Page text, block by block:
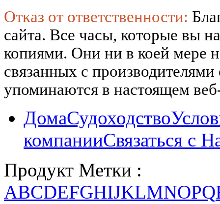
Отказ от ответственности:
сайта. Все часы, которые вы
копиями. Они ни в коей мере
связанных с
упоминаются в настоящем
ДомаСудоходство
компанииСвязаться с
Продукт Метки :
ABCDEFGHIJKLMNOPQ